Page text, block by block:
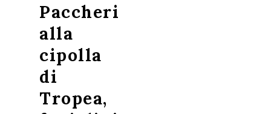
Paccheri
alla
cipolla
di
Tropea,